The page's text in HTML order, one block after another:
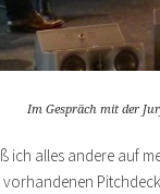
Im Gespräch mit der
ich alles andere auf